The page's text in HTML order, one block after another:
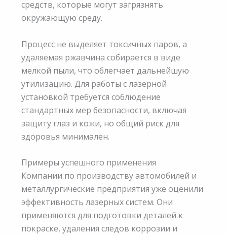
средств, которые могут загрязнять
окружающую среду.
Процесс не выделяет токсичных паров, а
удаляемая ржавчина собирается в виде
мелкой пыли, что облегчает дальнейшую
утилизацию. Для работы с лазерной
установкой требуется соблюдение
стандартных мер безопасности, включая
защиту глаз и кожи, но общий риск для
здоровья минимален.
Примеры успешного применения
Компании по производству автомобилей и
металлургические предприятия уже оценили
эффективность лазерных систем. Они
применяются для подготовки деталей к
покраске, удаления следов коррозии и